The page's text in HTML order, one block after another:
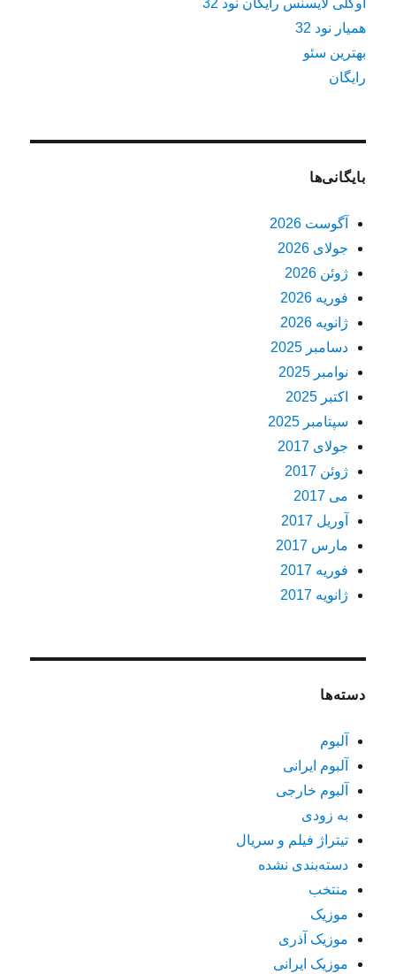
همیار نود 32
بهترین سئو
رایگان
بایگانی‌ها
آگوست 2026
جولای 2026
ژوئن 2026
فوریه 2026
ژانویه 2026
دسامبر 2025
نوامبر 2025
اکتبر 2025
سپتامبر 2025
جولای 2017
ژوئن 2017
می 2017
آوریل 2017
مارس 2017
فوریه 2017
ژانویه 2017
دسته‌ها
آلبوم
آلبوم ایرانی
آلبوم خارجی
به زودی
تیتراژ فیلم و سریال
دسته‌بندی نشده
منتخب
موزیک
موزیک آذری
موزیک ایرانی